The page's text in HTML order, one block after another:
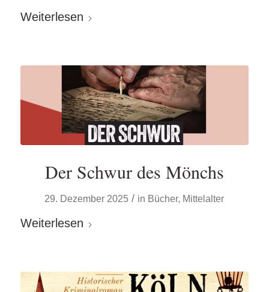
Weiterlesen
Der Schwur des Mönchs
29. Dezember 2025 / in Bücher, Mittelalter
Weiterlesen